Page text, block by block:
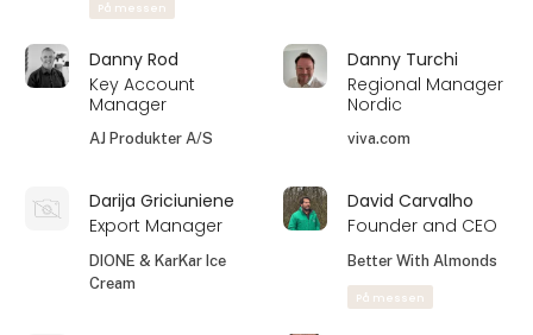
På messen
Danny Rod
Key Account
Manager
AJ Produkter A/S
Danny Turchi
Regional Manager
Nordic
viva.com
Darija Griciuniene
Export Manager
DIONE & KarKar Ice
Cream
David Carvalho
Founder and CEO
Better With Almonds
På messen